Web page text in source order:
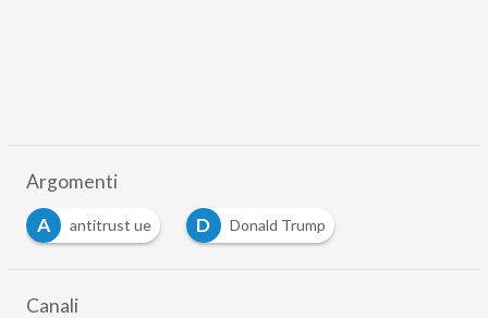
Argomenti
A
antitrust ue D Donald Trump
Canali